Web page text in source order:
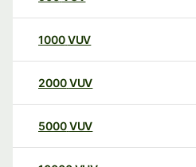
1000VUV
2000VUV
5000VUV